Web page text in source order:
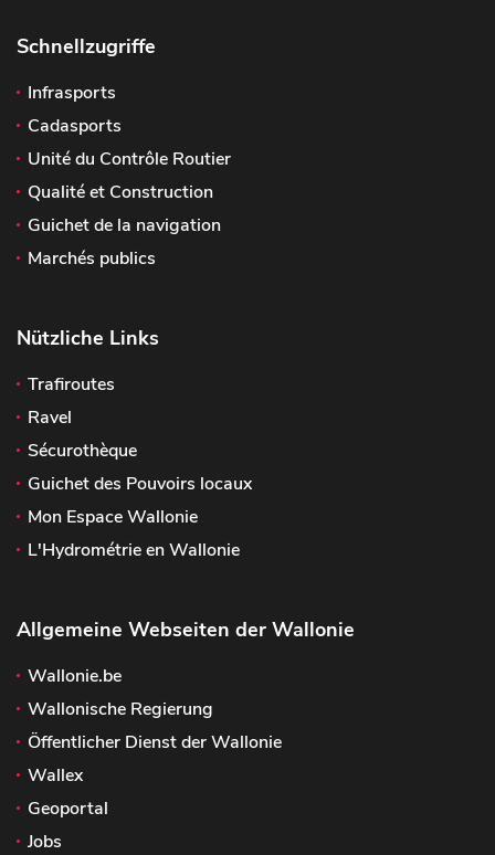
Schnellzugriffe
Infrasports
Cadasports
Unité du Contrôle Routier
Qualité et Construction
Guichet de la navigation
Marchés publics
Nützliche Links
Trafiroutes
Ravel
Sécurothèque
Guichet des Pouvoirs locaux
Mon Espace Wallonie
L'Hydrométrie en Wallonie
Allgemeine Webseiten der Wallonie
Wallonie.be
Wallonische Regierung
Öffentlicher Dienst der Wallonie
Wallex
Geoportal
Jobs